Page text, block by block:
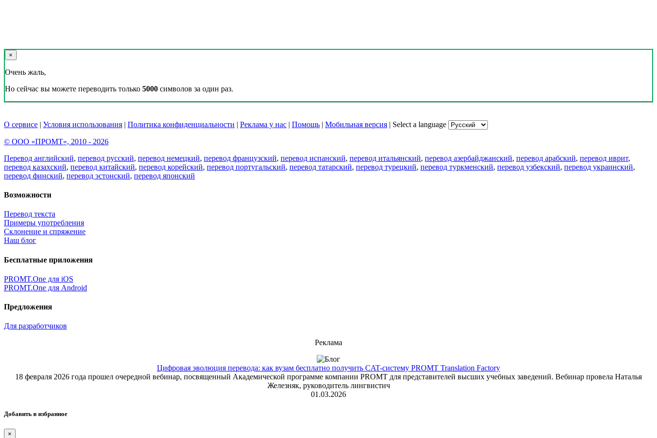
×
Очень жаль,
Но сейчас вы можете переводить только 5000 символов за один раз.
О сервисе | Условия использования | Политика конфиденциальности | Реклама у нас | Помощь | Мобильная версия | Select a language
© ООО «ПРОМТ», 2010 - 2026
Перевод английский, перевод русский, перевод немецкий, перевод французский, перевод испанский, перевод итальянский, перевод азербайджанский, перевод арабский, перевод иврит,
перевод казахский, перевод китайский, перевод корейский, перевод португальский, перевод татарский, перевод турецкий, перевод туркменский, перевод узбекский, перевод украинский,
перевод финский, перевод эстонский, перевод японский
Возможности
Перевод текста
Примеры употребления
Склонение и спряжение
Наш блог
Бесплатные приложения
PROMT.One для iOS
PROMT.One для Android
Предложения
Для разработчиков
Реклама
Цифровая эволюция перевода: как вузам бесплатно получить CAT-систему PROMT Translation Factory
18 февраля 2026 года прошел очередной вебинар, посвященный Академической программе компании PROMT для представителей высших учебных заведений. Вебинар провела Наталья
Железняк, руководитель лингвистич
01.03.2026
Добавить в избранное
×